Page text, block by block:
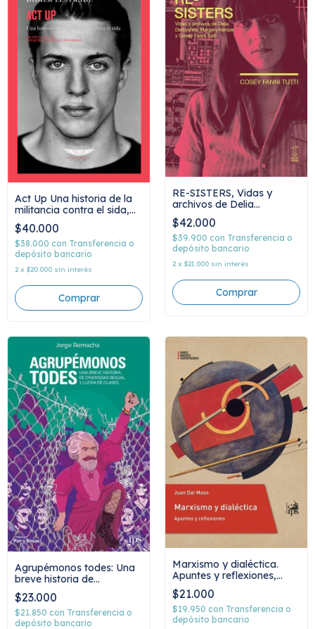
Act Up Una historia de la
militancia contra el sida,
Didier Lestrade
$40.000
$38.000 con Transferencia o
depósito bancario
2 x $20.000 sin interés
RE-SISTERS, Vidas y
archivos de Delia
Derbyshire, Margery
Kempe y Cosey Fanni Tutti
$42.000
$39.900 con Transferencia o
depósito bancario
2 x $21.000 sin interés
Agrupémonos todes: Una
breve historia de
diversidad sexual y lucha
de clases, Jorge Remacha
$23.000
$21.850 con Transferencia o
depósito bancario
Marxismo y dialéctica.
Apuntes y reflexiones,
Juan Dal Maso
$21.000
$19.950 con Transferencia o
depósito bancario